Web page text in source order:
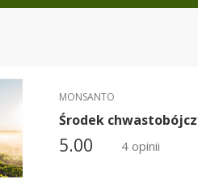
MONSANTO
Środek
5.00 4 opinii